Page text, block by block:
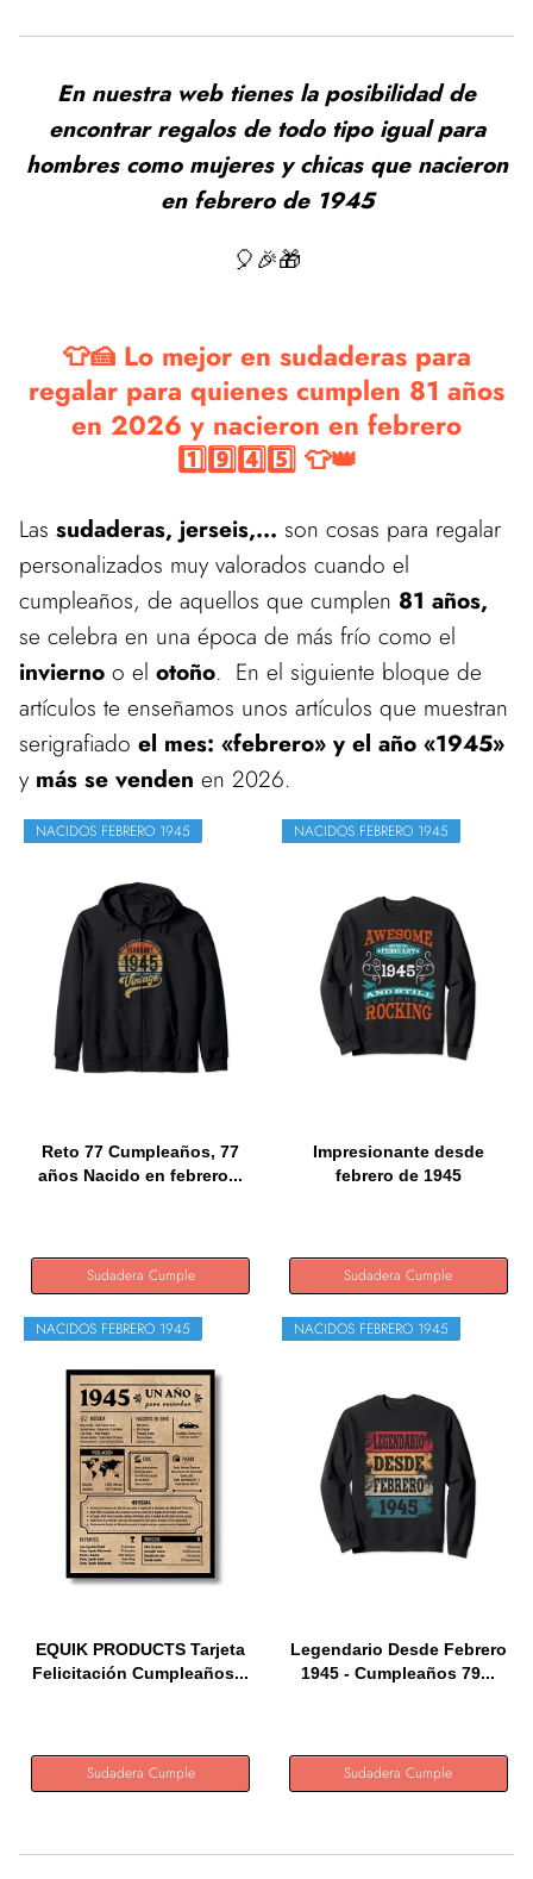
En nuestra web tienes la posibilidad de
encontrar regalos de todo tipo igual para
hombres como mujeres y chicas que nacieron
en febrero de 1945
🎈🎉🎁
👕🍰 Lo mejor en sudaderas para
regalar para quienes cumplen 81 años
en 2026 y nacieron en febrero
1️⃣9️⃣4️⃣5️⃣ 👕👑
Las sudaderas, jerseis,... son cosas para regalar
personalizados muy valorados cuando el
cumpleaños, de aquellos que cumplen 81 años,
se celebra en una época de más frío como el
invierno o el otoño. En el siguiente bloque de
artículos te enseñamos unos artículos que muestran
serigrafiado el mes: «febrero» y el año «1945»
y más se venden en 2026.
NACIDOS FEBRERO 1945
Reto 77 Cumpleaños, 77
años Nacido en febrero...
Sudadera Cumple
NACIDOS FEBRERO 1945
Impresionante desde
febrero de 1945
Sudadera Cumple
NACIDOS FEBRERO 1945
EQUIK PRODUCTS Tarjeta
Felicitación Cumpleaños...
Sudadera Cumple
NACIDOS FEBRERO 1945
Legendario Desde Febrero
1945 - Cumpleaños 79...
Sudadera Cumple